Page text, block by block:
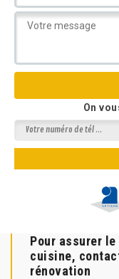
On
Pour assurer
cuisine,
rénovation